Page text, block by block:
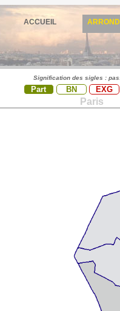
ACCUEIL
Signification des sigles :
Part BN EXG
Paris